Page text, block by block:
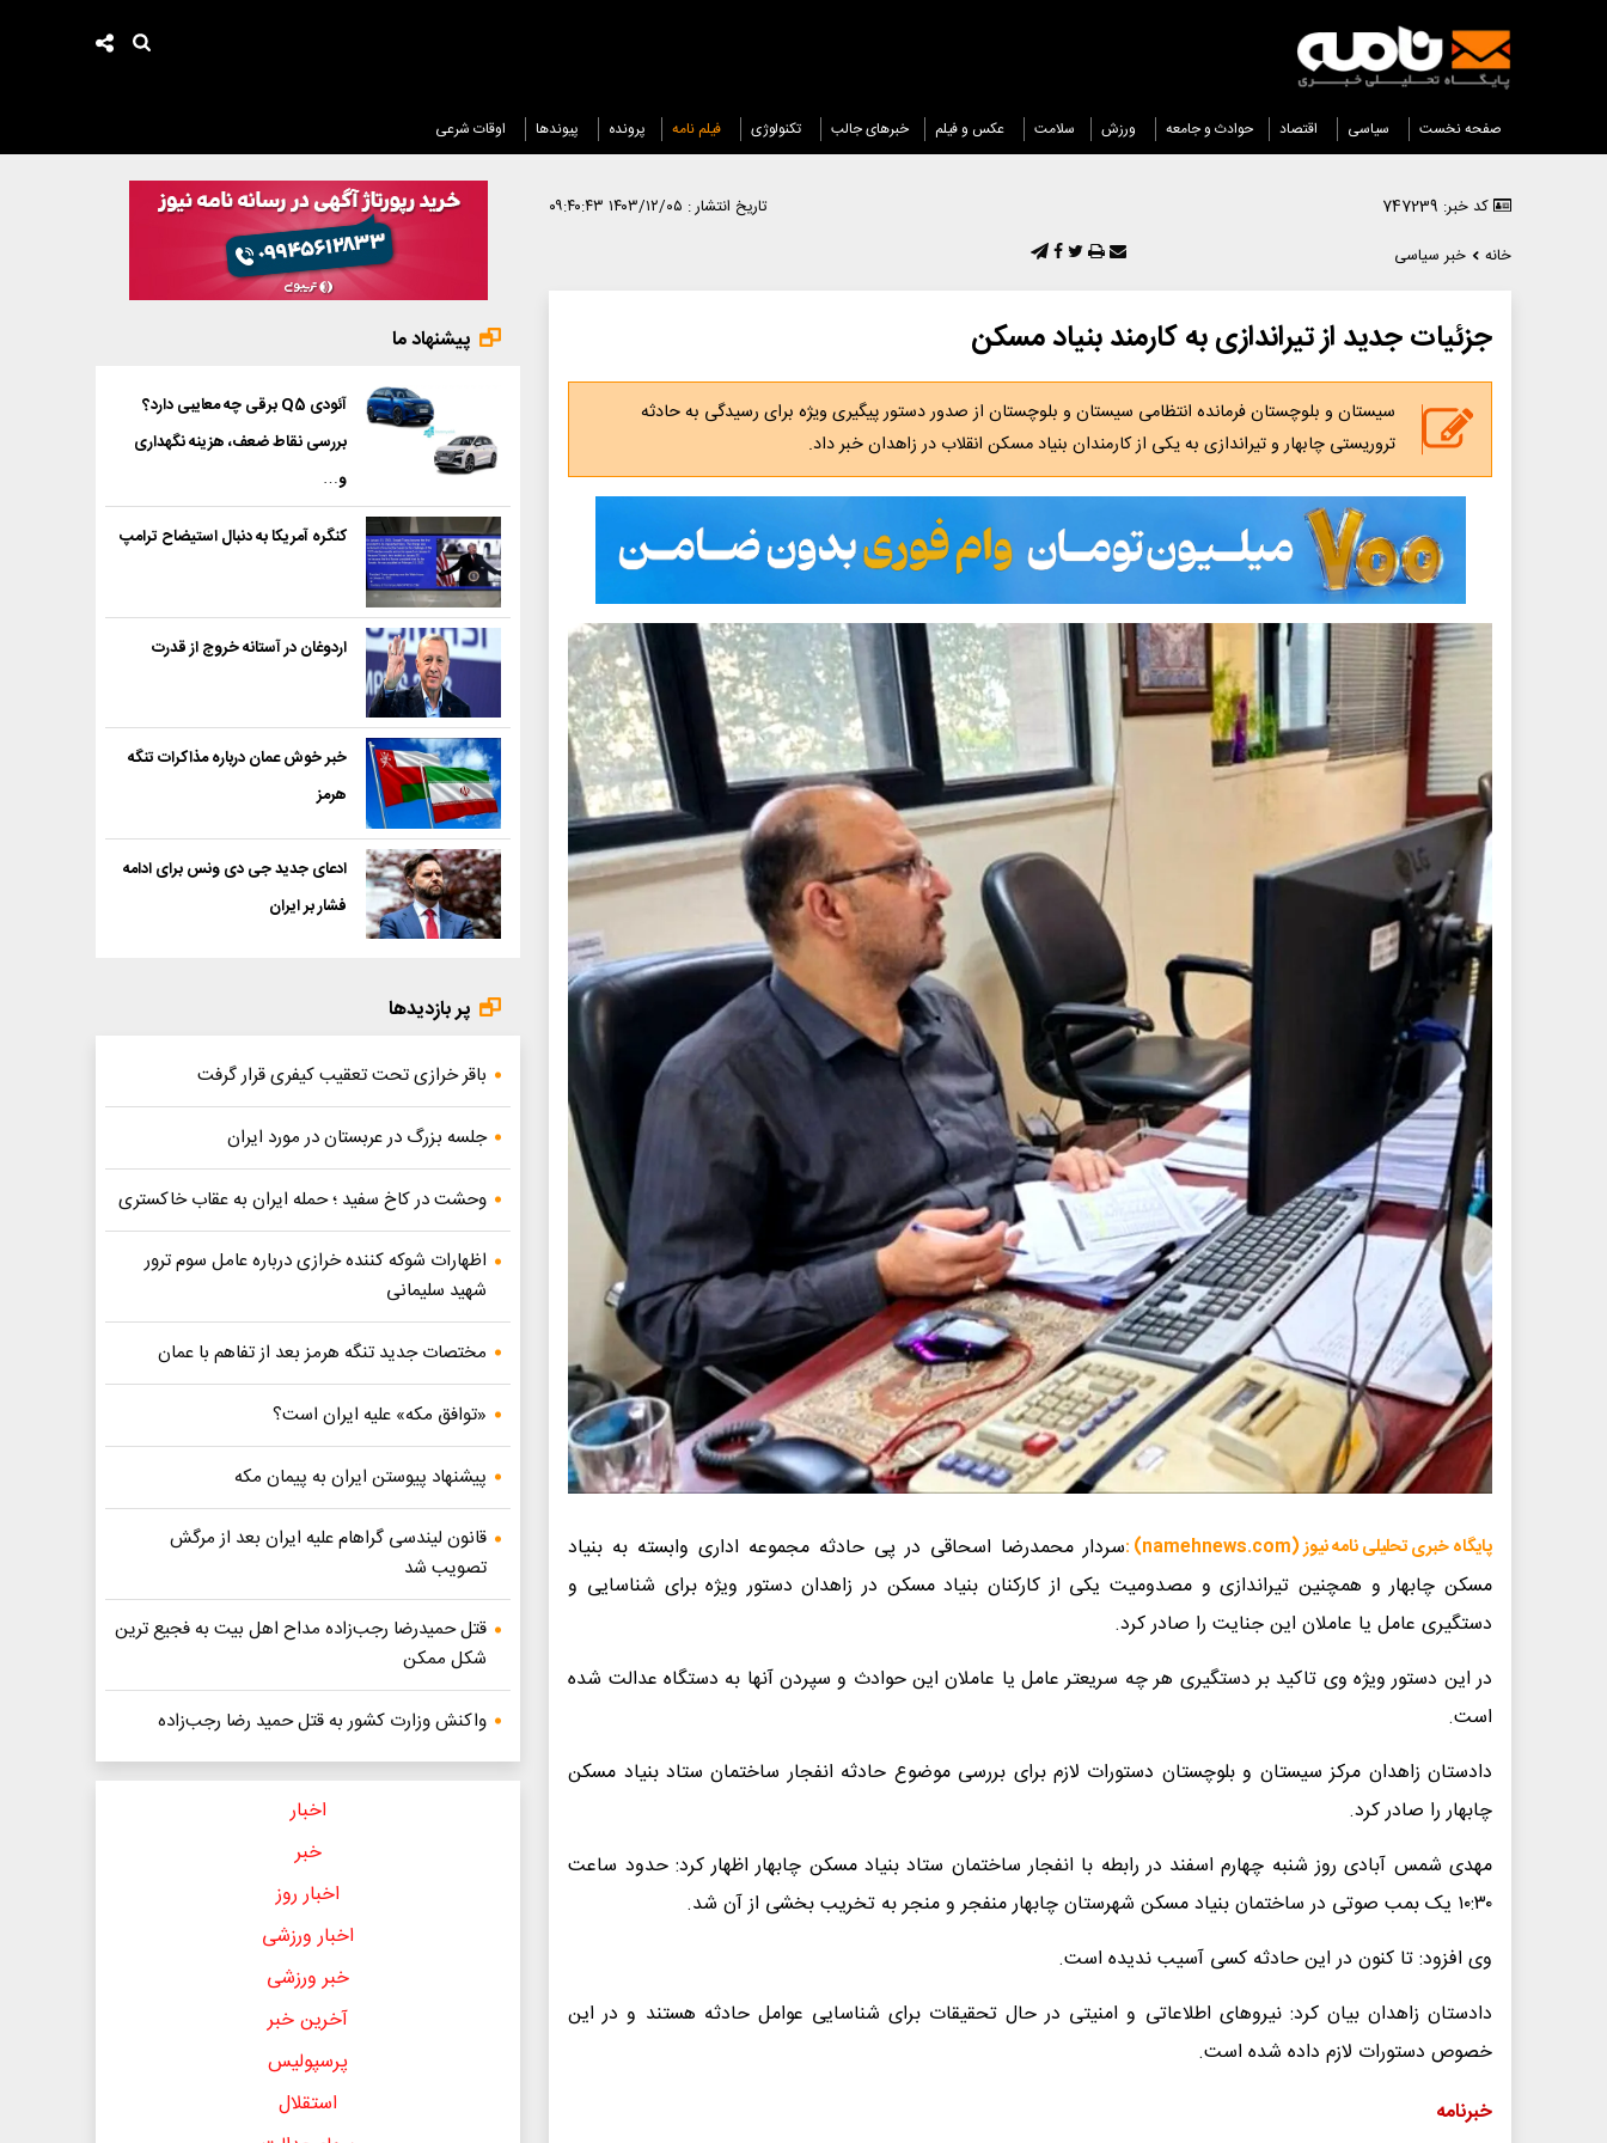
صفحه نخست سیاسی اقتصاد حوادث و جامعه ورزش سلامت عکس و فیلم خبرهای جالب تکنولوژی فیلم نامه پرونده پیوندها اوقات شرعی
کد خبر: 747239 تاریخ انتشار : ۱۴۰۳/۱۲/۰۵ ۰۹:۴۰:۴۳
خانه
خبر سیاسی
جزئیات جدید از تیراندازی به کارمند بنیاد مسکن
سیستان و بلوچستان فرمانده انتظامی سیستان و بلوچستان از صدور دستور پیگیری ویژه برای رسیدگی به حادثه
تروریستی چابهار و تیراندازی به یکی از کارمندان بنیاد مسکن انقلاب در زاهدان خبر داد.
پایگاه خبری تحلیلی نامه نیوز (namehnews.com) :
سردار محمدرضا اسحاقی در پی حادثه مجموعه اداری وابسته به بنیاد
مسکن چابهار و همچنین تیراندازی و مصدومیت یکی از کارکنان بنیاد مسکن در زاهدان دستور ویژه برای شناسایی و
دستگیری عامل یا عاملان این جنایت را صادر کرد.
در این دستور ویژه وی تاکید بر دستگیری هر چه سریعتر عامل یا عاملان این حوادث و سپردن آنها به دستگاه عدالت شده
است.
دادستان زاهدان مرکز سیستان و بلوچستان دستورات لازم برای بررسی موضوع حادثه انفجار ساختمان ستاد بنیاد مسکن
چابهار را صادر کرد.
مهدی شمس آبادی روز شنبه چهارم اسفند در رابطه با انفجار ساختمان ستاد بنیاد مسکن چابهار اظهار کرد: حدود ساعت
۱۰:۳۰ یک بمب صوتی در ساختمان بنیاد مسکن شهرستان چابهار منفجر و منجر به تخریب بخشی از آن شد.
وی افزود: تا کنون در این حادثه کسی آسیب ندیده است.
دادستان زاهدان بیان کرد: نیروهای اطلاعاتی و امنیتی در حال تحقیقات برای شناسایی عوامل حادثه هستند و در این
خصوص دستورات لازم داده شده است.
خبرنامه
پیشنهاد ما
آئودی Q5 برقی چه معایبی دارد؟
بررسی نقاط ضعف، هزینه نگهداری
و…
کنگره آمریکا به دنبال استیضاح ترامپ
اردوغان در آستانه خروج از قدرت
خبر خوش عمان درباره مذاکرات تنگه
هرمز
ادعای جدید جی دی ونس برای ادامه
فشار بر ایران
پر بازدیدها
باقر خرازی تحت تعقیب کیفری قرار گرفت
جلسه بزرگ در عربستان در مورد ایران
وحشت در کاخ سفید ؛ حمله ایران به عقاب خاکستری
اظهارات شوکه کننده خرازی درباره عامل سوم ترور
شهید سلیمانی
مختصات جدید تنگه هرمز بعد از تفاهم با عمان
«توافق مکه» علیه ایران است؟
پیشنهاد پیوستن ایران به پیمان مکه
قانون لیندسی گراهام علیه ایران بعد از مرگش
تصویب شد
قتل حمیدرضا رجب‌زاده مداح اهل بیت به فجیع ترین
شکل ممکن
واکنش وزارت کشور به قتل حمید رضا رجب‌زاده
اخبار
خبر
اخبار روز
اخبار ورزشی
خبر ورزشی
آخرین خبر
پرسپولیس
استقلال